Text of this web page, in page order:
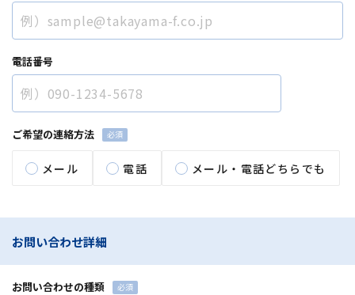
電話番号
ご希望の連絡方法
メール 電話 メール・電話どちらでも
お問い合わせ詳細
お問い合わせの種類